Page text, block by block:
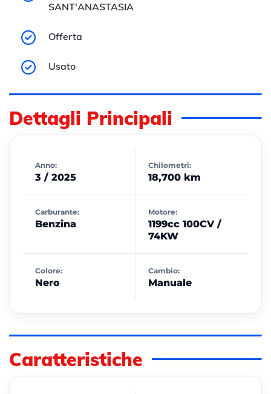
SANT'ANASTASIA
Offerta
Usato
Dettagli Principali
Anno:
3 / 2025
Chilometri:
18,700 km
Carburante:
Benzina
Motore:
1199cc 100CV /
74KW
Colore:
Nero
Cambio:
Manuale
Caratteristiche